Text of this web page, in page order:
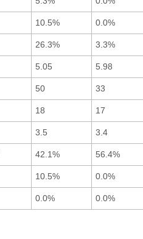
10.5% 0.0%
26.3% 3.3%
5.05 5.98
50 33
18 17
3.5 3.4
42.1% 56.4%
10.5% 0.0%
0.0% 0.0%